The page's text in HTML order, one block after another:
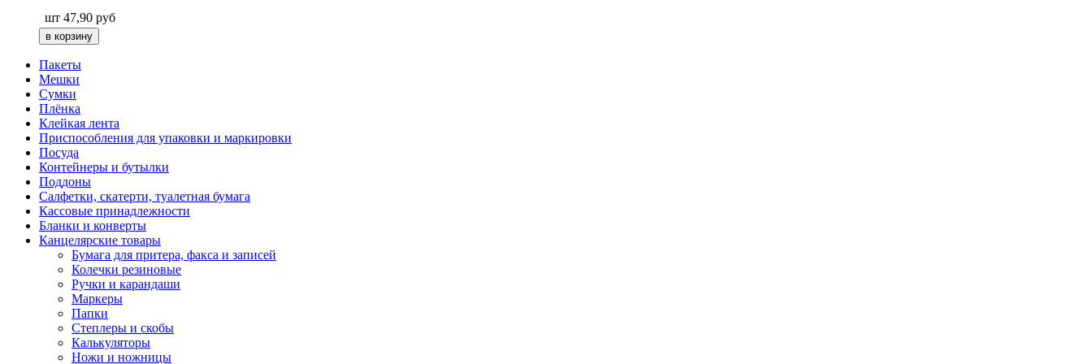
шт 47,90 руб
Пакеты
Мешки
Сумки
Плёнка
Клейкая лента
Приспособления для упаковки и маркировки
Посуда
Контейнеры и бутылки
Поддоны
Салфетки, скатерти, туалетная бумага
Кассовые принадлежности
Бланки и конверты
Канцелярские товары
Бумага для притера, факса и записей
Колечки резиновые
Ручки и карандаши
Маркеры
Папки
Степлеры и скобы
Калькуляторы
Ножи и ножницы